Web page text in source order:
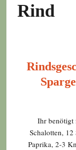
Rind
Ihr benötigt
Schalotten,
Paprika, 2-3